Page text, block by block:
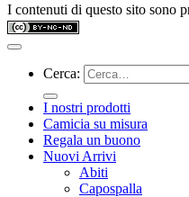
I contenuti di questo sito sono
Cerca:
I nostri prodotti
Camicia su misura
Regala un buono
Nuovi Arrivi
Abiti
Capospalla